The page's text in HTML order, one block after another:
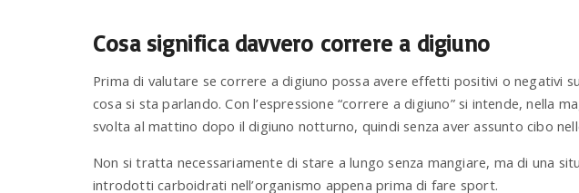
Cosa significa davvero correre a digiuno
Prima di valutare se correre a digiuno possa avere effetti positivi o negativi
cosa si sta parlando. Con l’espressione “correre a digiuno” si intende, nella
svolta al mattino dopo il digiuno notturno, quindi senza aver assunto cibo
Non si tratta necessariamente di stare a lungo senza mangiare, ma di una
introdotti carboidrati nell’organismo appena prima di fare sport.